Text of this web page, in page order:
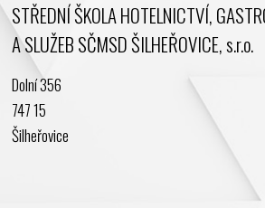
STŘEDNÍ ŠKOLA HOTELNICTVÍ,
A SLUŽEB SČMSD ŠILHEŘOVICE, s.r.o.
Dolní 356
747 15
Šilheřovice